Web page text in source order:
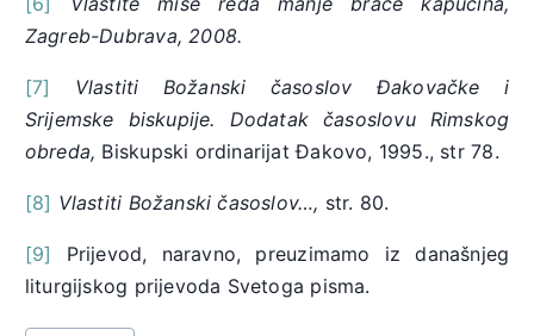
Zagreb-Dubrava, 2008.
[7]
Vlastiti Božanski časoslov Đakovačke i
Srijemske biskupije. Dodatak časoslovu Rimskog
obreda, Biskupski ordinarijat Đakovo, 1995., str 78.
[8] Vlastiti Božanski časoslov…, str. 80.
[9]
Prijevod, naravno, preuzimamo iz današnjeg
liturgijskog prijevoda Svetoga pisma.